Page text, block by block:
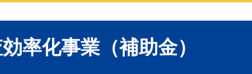
率化事業（補助金）